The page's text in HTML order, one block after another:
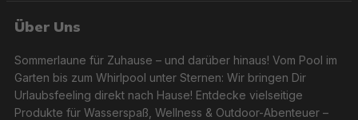
Über Uns
Sommerlaune für Zuhause – und darüber hinaus! Vom Pool im
Garten bis zum Whirlpool unter Sternen: Wir bringen Dir
Urlaubsfeeling direkt nach Hause! Entdecke vielseitige
Produkte für Wasserspaß, Wellness & Outdoor-Abenteuer –